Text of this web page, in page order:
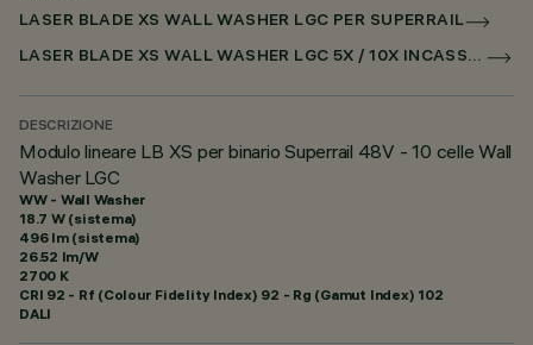
LASER BLADE XS WALL WASHER LGC PER SUPERRAIL
LASER BLADE XS WALL WASHER LGC 5X / 10X INCASSO PER SUPERRAIL DALI POWERLINE
DESCRIZIONE
Modulo lineare LB XS per binario Superrail 48V - 10 celle Wall
Washer LGC
WW - Wall Washer
18.7 W (sistema)
496 lm (sistema)
26.52 lm/W
2700 K
CRI 92 - Rf (Colour Fidelity Index) 92 - Rg (Gamut Index) 102
DALI